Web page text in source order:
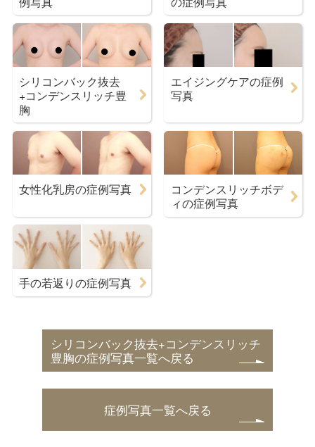
シリコンバック抜去
+コンデンスリッチ豊
胸
エイジングケアの症例
写真
女性化乳房の症例写真
コンデンスリッチボデ
ィの症例写真
手の若返りの症例写真
シリコンバック抜去+コンデンスリッチ
豊胸の症例写真一覧へ戻る
症例写真一覧へ戻る